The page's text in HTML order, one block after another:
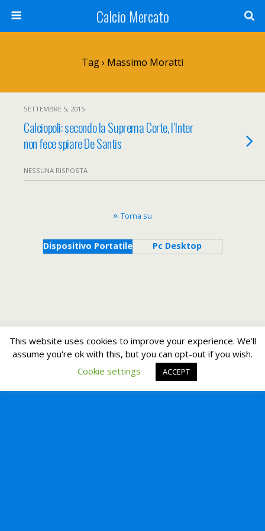
Calcio Mercato
Tag › Massimo Moratti
SETTEMBRE 5, 2015
Calciopoli: secondo la Suprema Corte, l’Inter
non fece spiare De Santis
NESSUNA RISPOSTA
Torna su
Dispositivo Portatile Pc Desktop
This website uses cookies to improve your experience. We'll
assume you're ok with this, but you can opt-out if you wish.
Cookie settings
ACCEPT